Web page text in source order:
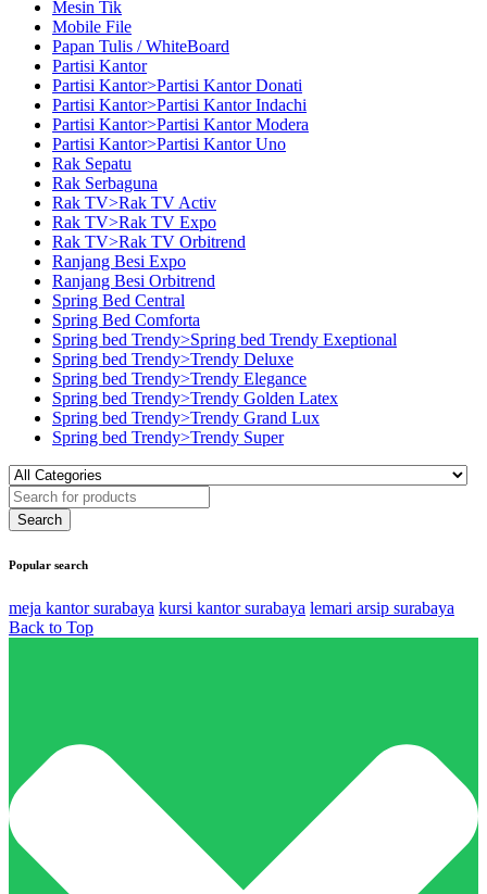
Mesin Tik
Mobile File
Papan Tulis / WhiteBoard
Partisi Kantor
Partisi Kantor>Partisi Kantor Donati
Partisi Kantor>Partisi Kantor Indachi
Partisi Kantor>Partisi Kantor Modera
Partisi Kantor>Partisi Kantor Uno
Rak Sepatu
Rak Serbaguna
Rak TV>Rak TV Activ
Rak TV>Rak TV Expo
Rak TV>Rak TV Orbitrend
Ranjang Besi Expo
Ranjang Besi Orbitrend
Spring Bed Central
Spring Bed Comforta
Spring bed Trendy>Spring bed Trendy Exeptional
Spring bed Trendy>Trendy Deluxe
Spring bed Trendy>Trendy Elegance
Spring bed Trendy>Trendy Golden Latex
Spring bed Trendy>Trendy Grand Lux
Spring bed Trendy>Trendy Super
Popular search
meja kantor surabaya kursi kantor surabaya lemari arsip surabaya
Back to Top